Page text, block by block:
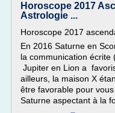
Horoscope 2017
Astrologie ...
Horoscope 2017
En 2016 Saturne en
la communication
Jupiter en Lion a
ailleurs, la maison X
être favorable pour
Saturne aspectant à la